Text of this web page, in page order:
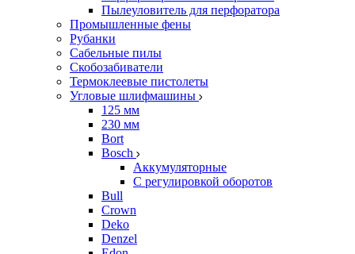
Пылеуловитель для перфоратора
Промышленные фены
Рубанки
Сабельные пилы
Скобозабиватели
Термоклеевые пистолеты
Угловые шлифмашины
125 мм
230 мм
Bort
Bosch
Аккумуляторные
С регулировкой оборотов
Bull
Crown
Deko
Denzel